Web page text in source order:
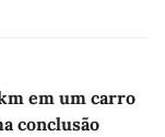
em um carro
conclusão